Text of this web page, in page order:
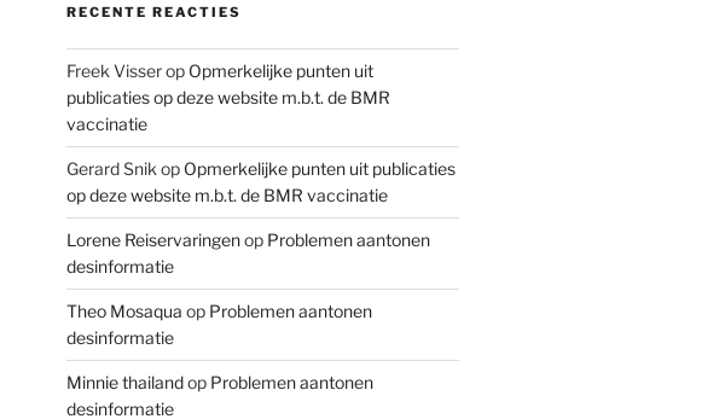
RECENTE REACTIES
Freek Visserop Opmerkelijke punten uit
publicaties op deze website m.b.t. de BMR
vaccinatie
Gerard Snik op Opmerkelijke punten uit publicaties
op deze website m.b.t. de BMR vaccinatie
Lorene Reiservaringenop Problemen aantonen
desinformatie
Theo Mosaqua op Problemen aantonen
desinformatie
Minnie thailandop Problemen aantonen
desinformatie